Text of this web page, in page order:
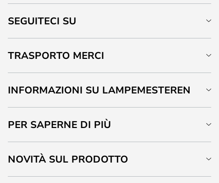
SEGUITECI SU
TRASPORTO MERCI
INFORMAZIONI SU LAMPEMESTEREN
PER SAPERNE DI PIÙ
NOVITÀ SUL PRODOTTO